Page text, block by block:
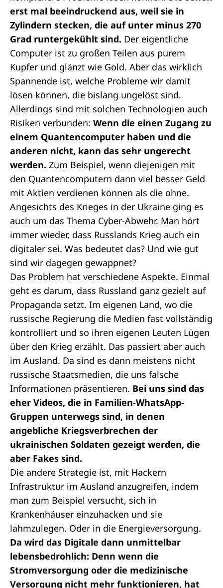
erst mal beeindruckend aus, weil sie in
Zylindern stecken, die auf unter minus 270
Grad runtergekühlt sind. Der eigentliche
Computer ist zu großen Teilen aus purem
Kupfer und glänzt wie Gold. Aber das wirklich
Spannende ist, welche Probleme wir damit
lösen können, die bislang ungelöst sind.
Allerdings sind mit solchen Technologien auch
Risiken verbunden: Wenn die einen Zugang zu
einem Quantencomputer haben und die
anderen nicht, kann das sehr ungerecht
werden. Zum Beispiel, wenn diejenigen mit
den Quantencomputern dann viel besser Geld
mit Aktien verdienen können als die ohne.
Angesichts des Krieges in der Ukraine ging es
auch um das Thema Cyber-Abwehr. Man hört
immer wieder, dass Russlands Krieg auch ein
digitaler sei. Was bedeutet das? Und wie gut
sind wir dagegen gewappnet?
Das Problem hat verschiedene Aspekte. Einmal
geht es darum, dass Russland ganz gezielt auf
Propaganda setzt. Im eigenen Land, wo die
russische Regierung die Medien fast vollständig
kontrolliert und so ihren eigenen Leuten Lügen
über den Krieg erzählt. Das passiert aber auch
im Ausland. Da sind es dann meistens nicht
russische Staatsmedien, die uns falsche
Informationen präsentieren. Bei uns sind das
eher Videos, die in Familien-WhatsApp-
Gruppen unterwegs sind, in denen
angebliche Kriegsverbrechen der
ukrainischen Soldaten gezeigt werden, die
aber Fakes sind.
Die andere Strategie ist, mit Hackern
Infrastruktur im Ausland anzugreifen, indem
man zum Beispiel versucht, sich in
Krankenhäuser einzuhacken und sie
lahmzulegen. Oder in die Energieversorgung.
Da wird das Digitale dann unmittelbar
lebensbedrohlich: Denn wenn die
Stromversorgung oder die medizinische
Versorgung nicht mehr funktionieren, hat